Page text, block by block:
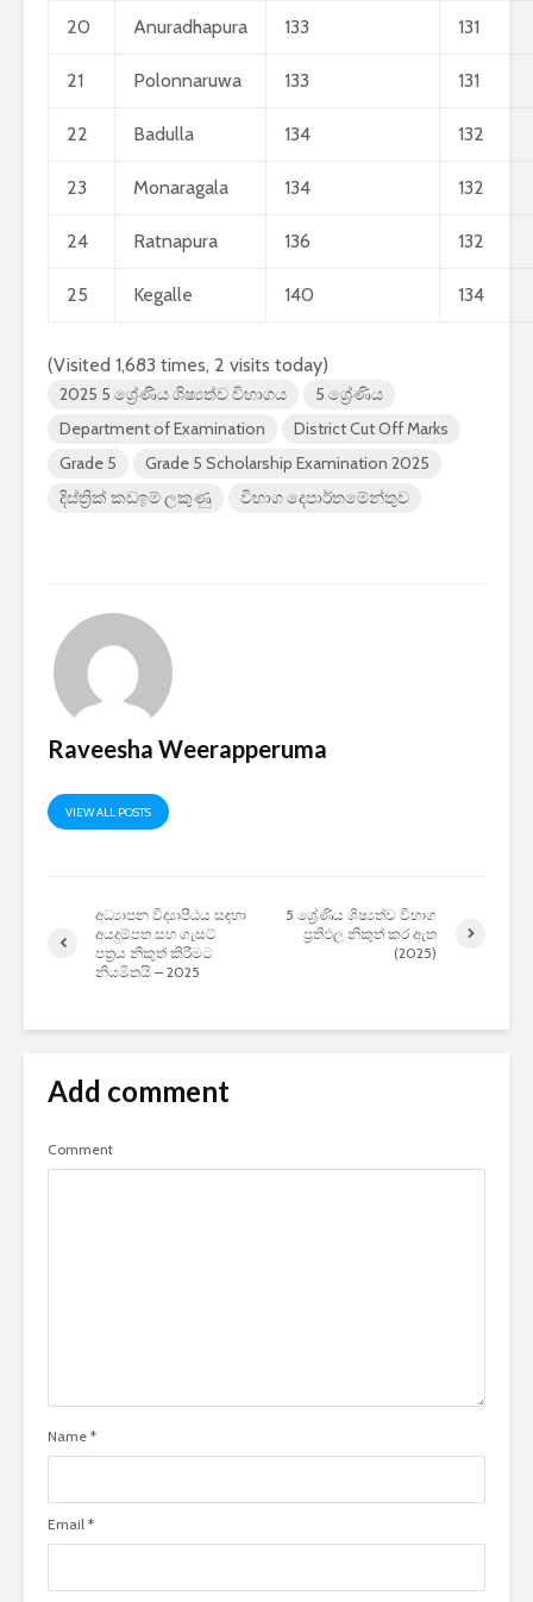
20 Anuradhapura 133 131
21 Polonnaruwa 133 131
22 Badulla 134 132
23 Monaragala 134 132
24 Ratnapura 136 132
25 Kegalle 140 134
(Visited 1,683 times, 2 visits today)
2025 5 ශ්‍රේණිය ශිෂ්‍යත්ව විභාගය
5 ශ්‍රේණිය
Department of Examination
District Cut Off Marks
Grade 5
Grade 5 Scholarship Examination 2025
දිස්ත්‍රික් කඩඉම් ලකුණු
විභාග දෙපාර්තමේන්තුව
Raveesha Weerapperuma
VIEW ALL POSTS
අධ්‍යාපන විද්‍යාපීඨය සඳහා
අයදුම්පත සහ ගැසට්
පත්‍රය නිකුත් කිරීමට
නියමිතයි – 2025
5 ශ්‍රේණිය ශිෂ්‍යත්ව විභාග
ප්‍රතිඵල නිකුත් කර ඇත
(2025)
Add comment
Comment
Name *
Email *